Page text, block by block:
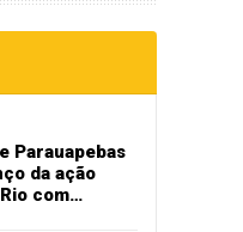
Parauapebas
da ação
com